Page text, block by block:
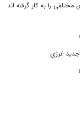
را به کار گرفته اند